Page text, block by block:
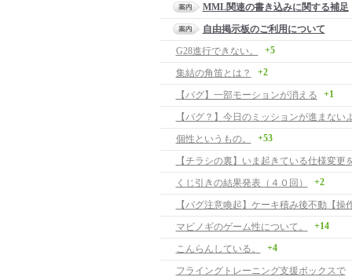
MML関連の書き込みに関する補足
自由掲示板のご利用について
G28進行できない。
+5
集結の角笛とは？ +2
【バグ】一部モーションが消える +1
【バグ？】今日のミッションが進まない
個性というもの。
+53
【チラシの裏】いま起きている仕様変更
くじ引きの結果発表（４０回）
+2
マビノギのゲーム性について。 +14
こんらんしている。 +4
フライングトレーニング支援ボックスで